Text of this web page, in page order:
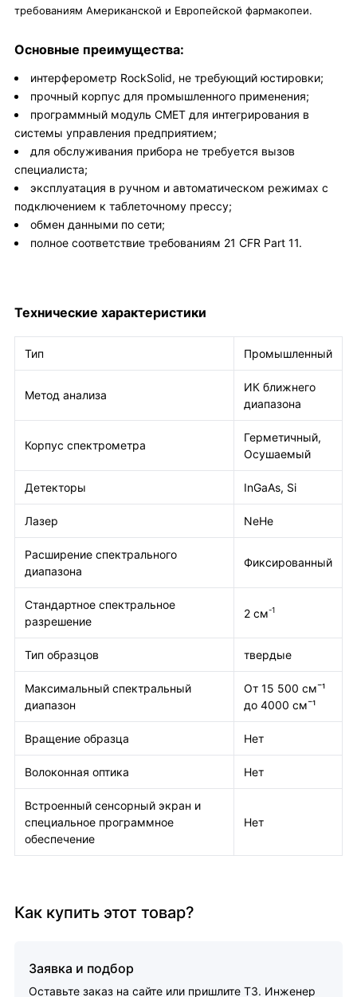
требованиям Американской и Европейской фармакопеи.
Основные преимущества:
интерферометр RockSolid, не требующий юстировки;
прочный корпус для промышленного применения;
программный модуль CMET для интегрирования в
системы управления предприятием;
для обслуживания прибора не требуется вызов
специалиста;
эксплуатация в ручном и автоматическом режимах с
подключением к таблеточному прессу;
обмен данными по сети;
полное соответствие требованиям 21 CFR Part 11.
Технические характеристики
Тип Промышленный
Метод анализа
ИК ближнего
диапазона
Корпус спектрометра
Герметичный,
Осушаемый
Детекторы InGaAs, Si
Лазер NeHe
Расширение спектрального
диапазона
Фиксированный
Стандартное спектральное
разрешение
2 см-1
Тип образцов твердые
Максимальный спектральный
диапазон
От 15 500 см¯¹
до 4000 см¯¹
Вращение образца Нет
Волоконная оптика Нет
Встроенный сенсорный экран и
специальное программное
обеспечение
Нет
Как купить этот товар?
Заявка и подбор
Оставьте заказ на сайте или пришлите ТЗ. Инженер